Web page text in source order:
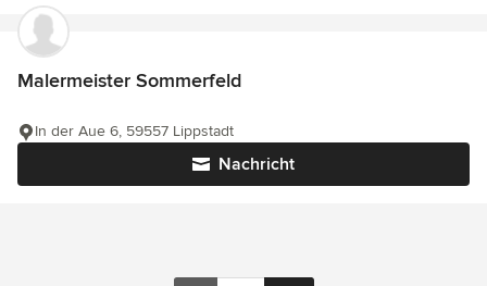
Malermeister Sommerfeld
Nachricht
In der Aue 6, 59557 Lippstadt